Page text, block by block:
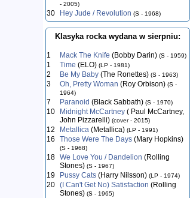
- 2005)
30 Hey Jude / Revolution (S - 1968)
Klasyka rocka wydana w sierpniu:
1 Mack The Knife (Bobby Darin) (S - 1959)
1 Time (ELO) (LP - 1981)
2 Be My Baby (The Ronettes) (S - 1963)
3 Oh, Pretty Woman (Roy Orbison) (S -
1964)
7 Paranoid (Black Sabbath) (S - 1970)
10 Midnight McCartney ( Paul McCartney,
John Pizzarelli) (cover - 2015)
12 Metallica (Metallica) (LP - 1991)
16 Those Were The Days (Mary Hopkins)
(S - 1968)
18 We Love You / Dandelion (Rolling
Stones) (S - 1967)
19 Pussy Cats (Harry Nilsson) (LP - 1974)
20 (I Can't Get No) Satisfaction (Rolling
Stones) (S - 1965)